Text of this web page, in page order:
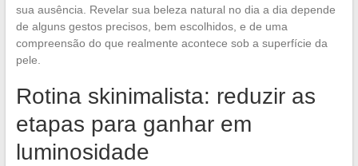
sua ausência. Revelar sua beleza natural no dia a dia depende
de alguns gestos precisos, bem escolhidos, e de uma
compreensão do que realmente acontece sob a superfície da
pele.
Rotina skinimalista: reduzir as
etapas para ganhar em
luminosidade